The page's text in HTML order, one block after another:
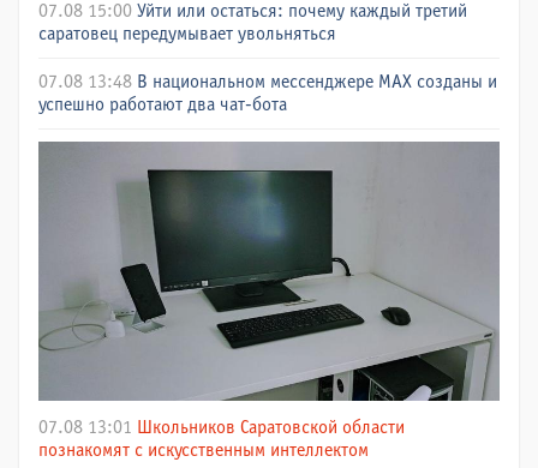
07.08 15:00 Уйти или остаться: почему каждый третий
саратовец передумывает увольняться
07.08 13:48 В национальном мессенджере МАХ созданы и
успешно работают два чат-бота
07.08 13:01
Школьников Саратовской области
познакомят с искусственным интеллектом